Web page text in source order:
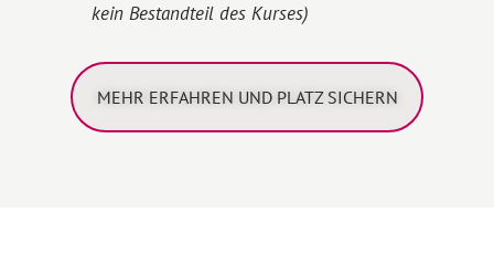
kein Bestandteil des Kurses)
MEHR ERFAHREN UND PLATZ SICHERN